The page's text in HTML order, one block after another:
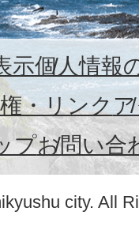
示個人情報
・リンク
プお問い合
city. All